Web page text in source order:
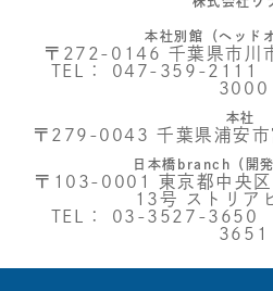
本社別館（ヘッド
〒272-0146 千葉県市川
TEL： 047-359-2111
3000
本社
〒279-0043 千葉県浦安
日本橋branch（開発
〒103-0001 東京都中央区
13号 ストリア
TEL： 03-3527-3650
3651